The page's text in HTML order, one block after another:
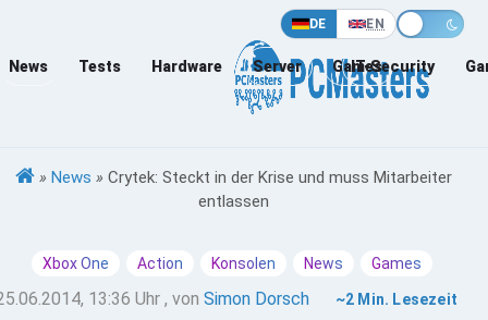
DE EN
News Tests Hardware Server Games
IT-Security
» News » Crytek: Steckt in der Krise und muss Mitarbeiter
entlassen
Xbox One Action Konsolen News Games
13:36 Uhr , von Simon Dorsch ~2 Min. Lesezeit